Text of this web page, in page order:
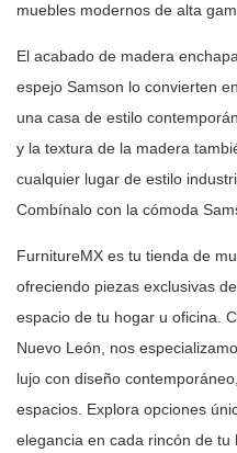
muebles modernos de alta
El acabado de madera
espejo Samson lo convierten
una casa de estilo
y la textura de la madera
cualquier lugar de estilo
Combínalo con la cómoda
FurnitureMX es tu tienda de
ofreciendo piezas exclusivas
espacio de tu hogar u oficina.
Nuevo León, nos
lujo con diseño
espacios. Explora opciones
elegancia en cada rincón de tu